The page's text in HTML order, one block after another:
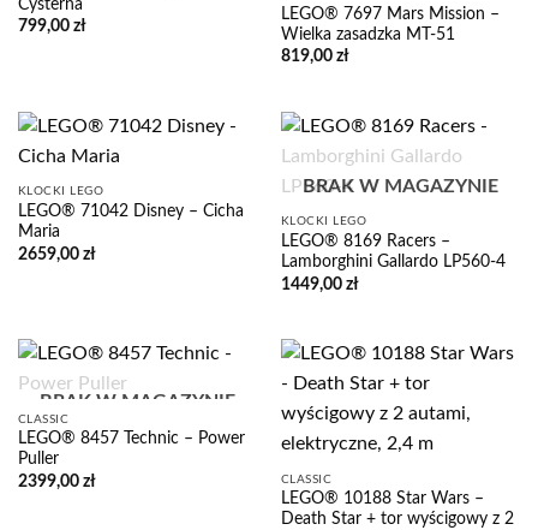
Cysterna
799,00 zł
LEGO® 7697 Mars Mission –
Wielka zasadzka MT-51
819,00 zł
KLOCKI LEGO
LEGO® 71042 Disney – Cicha
Maria
2659,00 zł
BRAK W MAGAZYNIE
KLOCKI LEGO
LEGO® 8169 Racers –
Lamborghini Gallardo LP560-4
1449,00 zł
BRAK W MAGAZYNIE
CLASSIC
LEGO® 8457 Technic – Power
Puller
2399,00 zł CLASSIC
LEGO® 10188 Star Wars –
Death Star + tor wyścigowy z 2